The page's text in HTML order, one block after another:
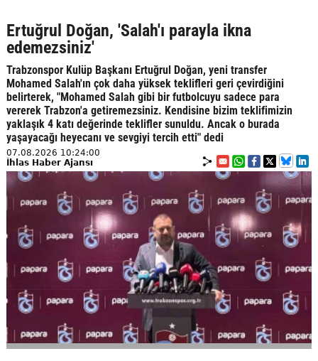
Ertuğrul Doğan, 'Salah'ı parayla ikna
edemezsiniz'
Trabzonspor Kulüp Başkanı Ertuğrul Doğan, yeni transfer
Mohamed Salah'ın çok daha yüksek teklifleri geri çevirdiğini
belirterek, "Mohamed Salah gibi bir futbolcuyu sadece para
vererek Trabzon'a getiremezsiniz. Kendisine bizim teklifimizin
yaklaşık 4 katı değerinde teklifler sunuldu. Ancak o burada
yaşayacağı heyecanı ve sevgiyi tercih etti" dedi
07.08.2026 10:24:00
İhlas Haber Ajansı